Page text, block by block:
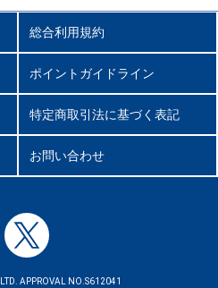
総合利用規約
ポイントガイドライン
特定商取引法に基づく表記
お問い合わせ
APPROVAL NO.S612041